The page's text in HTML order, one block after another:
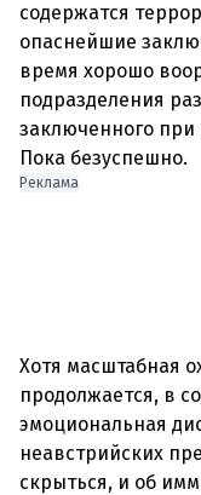
содержатся
опаснейшие
время хорошо
подразделения
заключенного при
Реклама
Хотя масштабная
продолжается, в
эмоциональная
неавстрийских
скрыться, и об